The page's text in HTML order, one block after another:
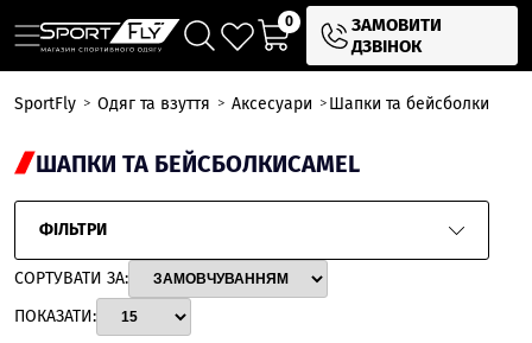
0
ЗАМОВИТИ
ДЗВІНОК
SportFly Одяг та взуття Аксесуари Шапки та бейсболки
ШАПКИ ТА БЕЙСБОЛКИCAMEL
ФІЛЬТРИ
СОРТУВАТИ ЗА:
ПОКАЗАТИ: